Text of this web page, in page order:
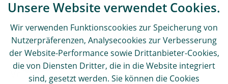
europäisch an ihre Arbeit gehen wie heute.
Für mich stellt die europäische
Bankenaufsicht unter Beweis, dass Europa
tatsächlich funktioniert und zur
Verbesserung unseres Lebens beiträgt.
Unsere Website verwendet Cookies.
Wir verwenden Funktionscookies zur Speicherung von
Nutzerpräferenzen, Analysecookies zur Verbesserung
der Website-Performance sowie Drittanbieter-Cookies,
die von Diensten Dritter, die in die Website integriert
sind, gesetzt werden. Sie können die Cookies